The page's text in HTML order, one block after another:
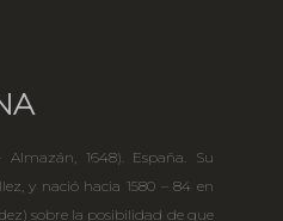
1648). España. Su
y nació hacia 1580 – 84 en
sobre la posibilidad de que